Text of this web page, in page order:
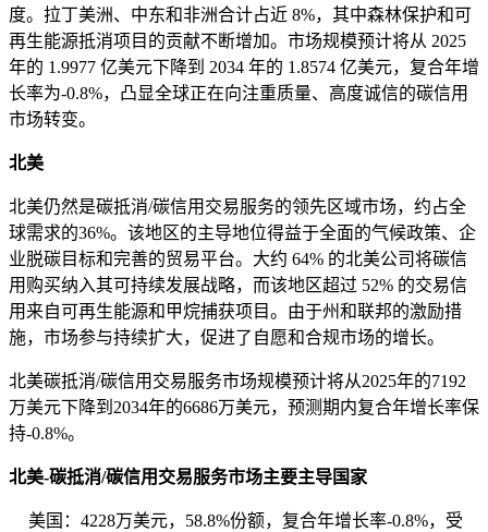
度。拉丁美洲、中东和非洲合计占近 8%，其中森林保护和可
再生能源抵消项目的贡献不断增加。市场规模预计将从 2025
年的 1.9977 亿美元下降到 2034 年的 1.8574 亿美元，复合年增
长率为-0.8%，凸显全球正在向注重质量、高度诚信的碳信用
市场转变。
北美
北美仍然是碳抵消/碳信用交易服务的领先区域市场，约占全
球需求的36%。该地区的主导地位得益于全面的气候政策、企
业脱碳目标和完善的贸易平台。大约 64% 的北美公司将碳信
用购买纳入其可持续发展战略，而该地区超过 52% 的交易信
用来自可再生能源和甲烷捕获项目。由于州和联邦的激励措
施，市场参与持续扩大，促进了自愿和合规市场的增长。
北美碳抵消/碳信用交易服务市场规模预计将从2025年的7192
万美元下降到2034年的6686万美元，预测期内复合年增长率保
持-0.8%。
北美-碳抵消/碳信用交易服务市场主要主导国家
美国：4228万美元，58.8%份额，复合年增长率-0.8%，受